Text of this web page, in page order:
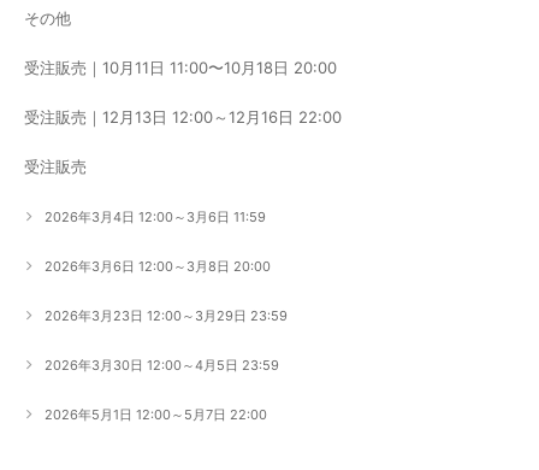
その他
受注販売｜10月11日 11:00〜10月18日 20:00
受注販売｜12月13日 12:00～12月16日 22:00
受注販売
2026年3月4日 12:00～3月6日 11:59
2026年3月6日 12:00～3月8日 20:00
2026年3月23日 12:00～3月29日 23:59
2026年3月30日 12:00～4月5日 23:59
2026年5月1日 12:00～5月7日 22:00